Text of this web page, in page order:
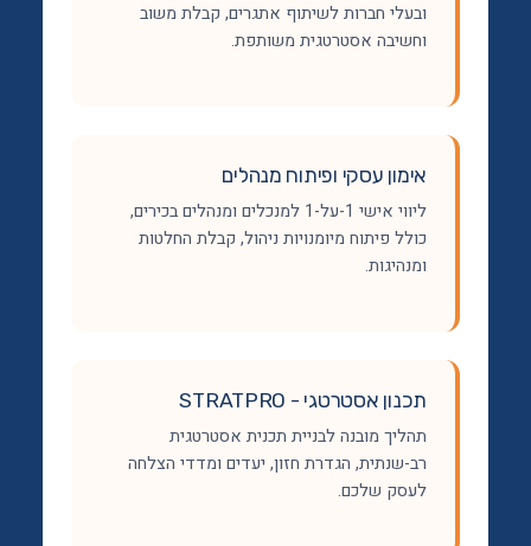
ובעלי חברות לשיתוף אתגרים, קבלת משוב
וחשיבה אסטרטגית משותפת.
אימון עסקי ופיתוח מנהלים
ליווי אישי 1-על-1 למנכלים ומנהלים בכירים,
כולל פיתוח מיומנויות ניהול, קבלת החלטות
ומנהיגות.
תכנון אסטרטגי - STRATPRO
תהליך מובנה לבניית תכנית אסטרטגית
רב-שנתית, הגדרת חזון, יעדים ומדדי הצלחה
לעסק שלכם.